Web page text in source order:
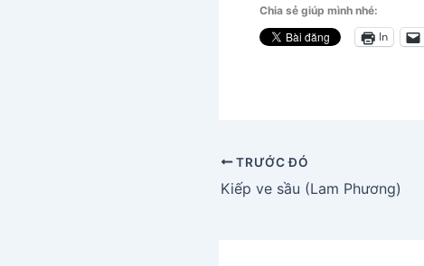
Chia sẻ giúp mình nhé:
In
TRƯỚC ĐÓ
Kiếp ve sầu (Lam Phương)